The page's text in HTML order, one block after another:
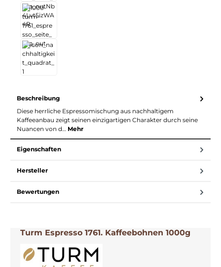
Beschreibung
Diese herrliche Espressomischung aus nachhaltigem
Kaffeeanbau zeigt seinen einzigartigen Charakter durch seine
Nuancen von d… Mehr
Eigenschaften
Hersteller
Bewertungen
Turm Espresso 1761. Kaffeebohnen 1000g